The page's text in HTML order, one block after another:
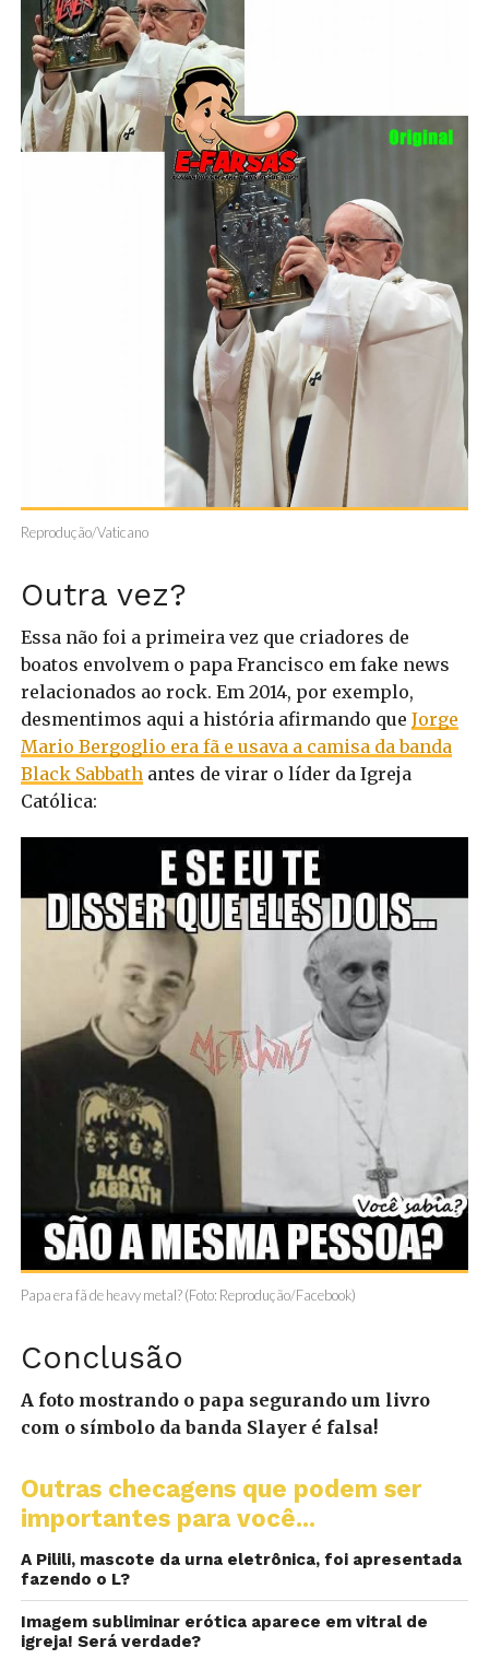
Reprodução/Vaticano
Outra vez?
Essa não foi a primeira vez que criadores de
boatos envolvem o papa Francisco em fake news
relacionados ao rock. Em 2014, por exemplo,
desmentimos aqui a história afirmando que Jorge
Mario Bergoglio era fã e usava a camisa da banda
Black Sabbathantes de virar o líder da Igreja
Católica:
Papa era fã de heavy metal? (Foto: Reprodução/Facebook)
Conclusão
A foto mostrando o papa segurando um livro
com o símbolo da banda Slayer é falsa!
Outras checagens que podem ser
importantes para você...
A Pilili, mascote da urna eletrônica, foi apresentada
fazendo o L?
Imagem subliminar erótica aparece em vitral de
igreja! Será verdade?